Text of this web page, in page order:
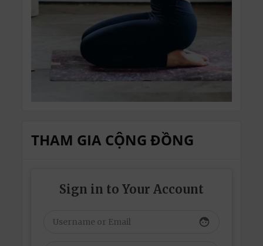
THAM GIA CỘNG ĐỒNG
Sign in to Your Account
face